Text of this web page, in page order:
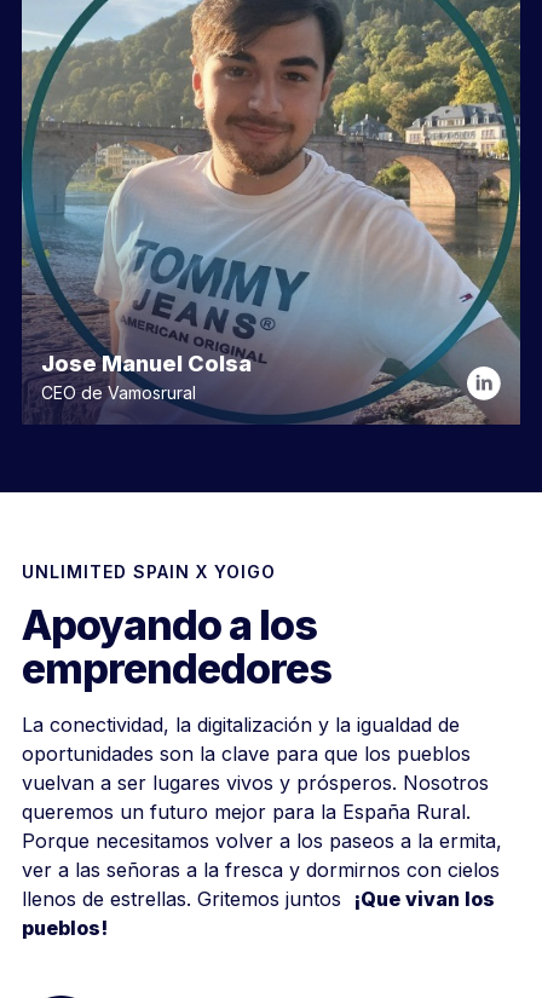
Jose Manuel Colsa
CEO de Vamosrural
UNLIMITED SPAIN X YOIGO
Apoyando a los
emprendedores
La conectividad, la digitalización y la igualdad de
oportunidades son la clave para que los pueblos
vuelvan a ser lugares vivos y prósperos. Nosotros
queremos un futuro mejor para la España Rural.
Porque necesitamos volver a los paseos a la ermita,
ver a las señoras a la fresca y dormirnos con cielos
llenos de estrellas. Gritemos juntos ¡Que vivan los
pueblos!